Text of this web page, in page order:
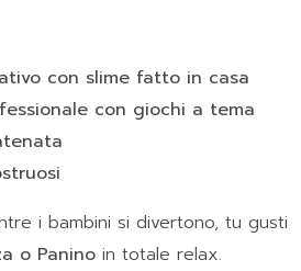
con slime fatto in casa
con giochi a tema
i bambini si divertono, tu gusti
o Panino in totale relax.